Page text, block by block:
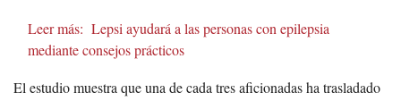
Leer más: Lepsi ayudará a las personas con epilepsia
mediante consejos prácticos
El estudio muestra que una de cada tres aficionadas ha trasladado